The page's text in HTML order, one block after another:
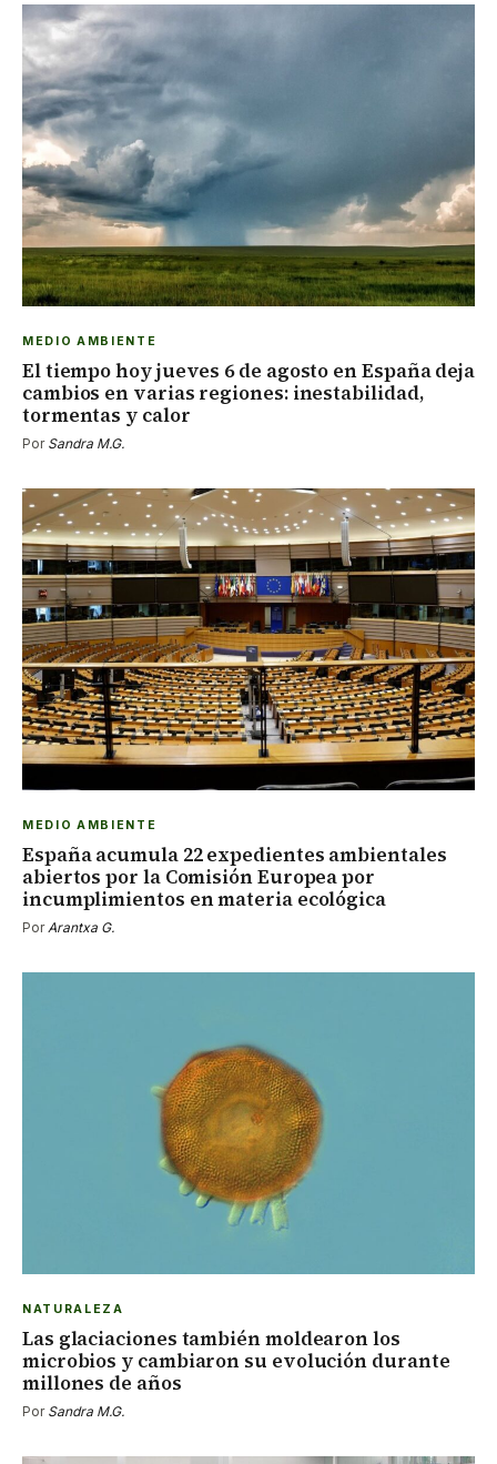
MEDIO AMBIENTE
El tiempo hoy jueves 6 de agosto en España deja
cambios en varias regiones: inestabilidad,
tormentas y calor
Por Sandra M.G.
MEDIO AMBIENTE
España acumula 22 expedientes ambientales
abiertos por la Comisión Europea por
incumplimientos en materia ecológica
Por Arantxa G.
NATURALEZA
Las glaciaciones también moldearon los
microbios y cambiaron su evolución durante
millones de años
Por Sandra M.G.